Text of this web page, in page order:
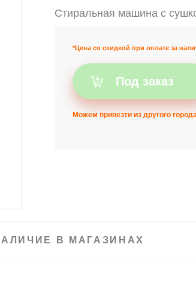
Стиральная машина с
*Цена со скидкой при оплате за
Под заказ
Можем привезти из другого
В МАГАЗИНАХ